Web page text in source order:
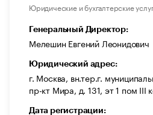
Юридические и бухгалтерские
Генеральный Директор:
Мелешин Евгений Леонидович
Юридический адрес:
г. Москва, вн.тер.г.
пр-кт Мира, д. 131, эт 1 пом
Дата регистрации: